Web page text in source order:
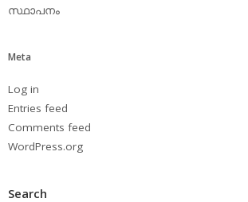
സ്ഥാപനം
Meta
Log in
Entries feed
Comments feed
WordPress.org
Search